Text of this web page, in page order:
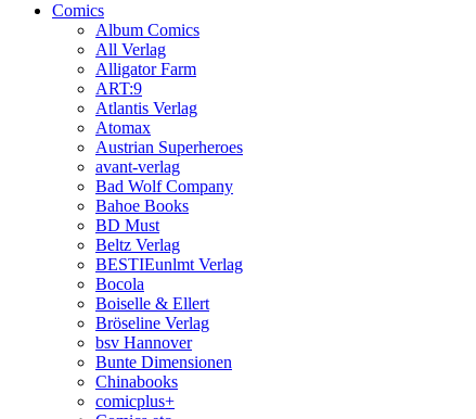
Comics
Album Comics
All Verlag
Alligator Farm
ART:9
Atlantis Verlag
Atomax
Austrian Superheroes
avant-verlag
Bad Wolf Company
Bahoe Books
BD Must
Beltz Verlag
BESTIEunlmt Verlag
Bocola
Boiselle & Ellert
Bröseline Verlag
bsv Hannover
Bunte Dimensionen
Chinabooks
comicplus+